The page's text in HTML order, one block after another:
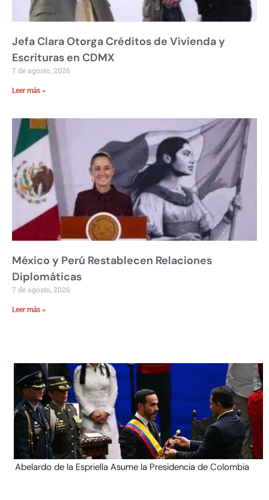
Jefa Clara Otorga Créditos de Vivienda y
Escrituras en CDMX
7 de agosto, 2026
Leer más »
México y Perú Restablecen Relaciones
Diplomáticas
7 de agosto, 2026
Leer más »
Abelardo de la Espriella Asume la Presidencia de Colombia